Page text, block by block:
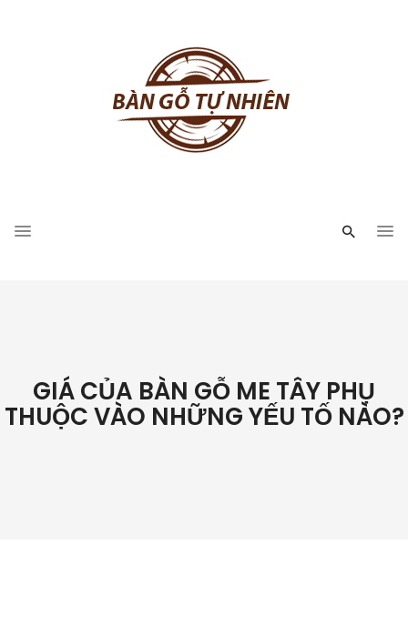
GIÁ CỦA BÀN GỖ ME TÂY PHỤ
THUỘC VÀO NHỮNG YẾU TỐ NÀO?